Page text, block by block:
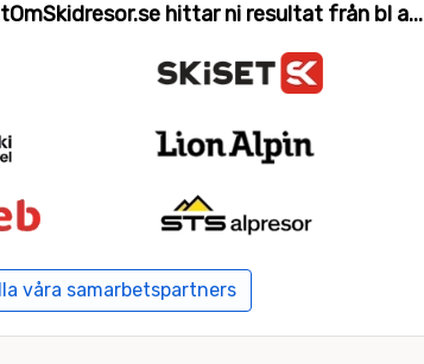
hittar ni resultat från bl a...
våra samarbetspartners